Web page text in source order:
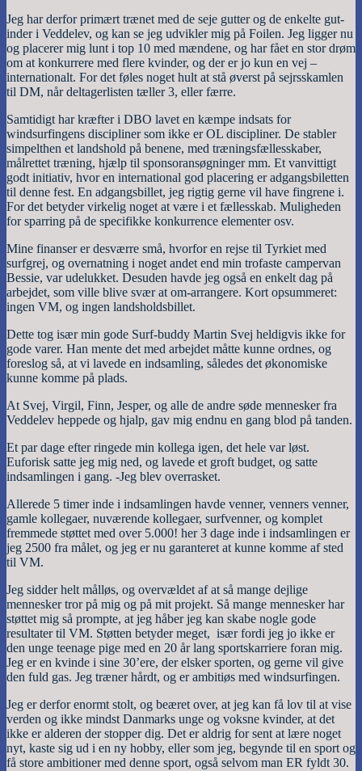
Jeg har derfor primært trænet med de seje gutter og de enkelte gut-
inder i Veddelev, og kan se jeg udvikler mig på Foilen. Jeg ligger nu
og placerer mig lunt i top 10 med mændene, og har fået en stor drøm
om at konkurrere med flere kvinder, og der er jo kun en vej –
internationalt. For det føles noget hult at stå øverst på sejrsskamlen
til DM, når deltagerlisten tæller 3, eller færre.
Samtidigt har kræfter i DBO lavet en kæmpe indsats for
windsurfingens discipliner som ikke er OL discipliner. De stabler
simpelthen et landshold på benene, med træningsfællesskaber,
målrettet træning, hjælp til sponsoransøgninger mm. Et vanvittigt
godt initiativ, hvor en international god placering er adgangsbiletten
til denne fest. En adgangsbillet, jeg rigtig gerne vil have fingrene i.
For det betyder virkelig noget at være i et fællesskab. Muligheden
for sparring på de specifikke konkurrence elementer osv.
Mine finanser er desværre små, hvorfor en rejse til Tyrkiet med
surfgrej, og overnatning i noget andet end min trofaste campervan
Bessie, var udelukket. Desuden havde jeg også en enkelt dag på
arbejdet, som ville blive svær at om-arrangere. Kort opsummeret:
ingen VM, og ingen landsholdsbillet.
Dette tog især min gode Surf-buddy Martin Svej heldigvis ikke for
gode varer. Han mente det med arbejdet måtte kunne ordnes, og
foreslog så, at vi lavede en indsamling, således det økonomiske
kunne komme på plads.
At Svej, Virgil, Finn, Jesper, og alle de andre søde mennesker fra
Veddelev heppede og hjalp, gav mig endnu en gang blod på tanden.
Et par dage efter ringede min kollega igen, det hele var løst.
Euforisk satte jeg mig ned, og lavede et groft budget, og satte
indsamlingen i gang. -Jeg blev overrasket.
Allerede 5 timer inde i indsamlingen havde venner, venners venner,
gamle kollegaer, nuværende kollegaer, surfvenner, og komplet
fremmede støttet med over 5.000! her 3 dage inde i indsamlingen er
jeg 2500 fra målet, og jeg er nu garanteret at kunne komme af sted
til VM.
Jeg sidder helt målløs, og overvældet af at så mange dejlige
mennesker tror på mig og på mit projekt. Så mange mennesker har
støttet mig så prompte, at jeg håber jeg kan skabe nogle gode
resultater til VM. Støtten betyder meget, især fordi jeg jo ikke er
den unge teenage pige med en 20 år lang sportskarriere foran mig.
Jeg er en kvinde i sine 30’ere, der elsker sporten, og gerne vil give
den fuld gas. Jeg træner hårdt, og er ambitiøs med windsurfingen.
Jeg er derfor enormt stolt, og beæret over, at jeg kan få lov til at vise
verden og ikke mindst Danmarks unge og voksne kvinder, at det
ikke er alderen der stopper dig. Det er aldrig for sent at lære noget
nyt, kaste sig ud i en ny hobby, eller som jeg, begynde til en sport og
få store ambitioner med denne sport, også selvom man ER fyldt 30.